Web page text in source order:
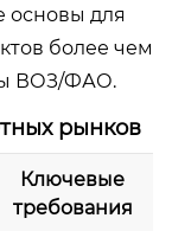
основы для
более чем
ВОЗ/ФАО.
рынков
Ключевые
требования